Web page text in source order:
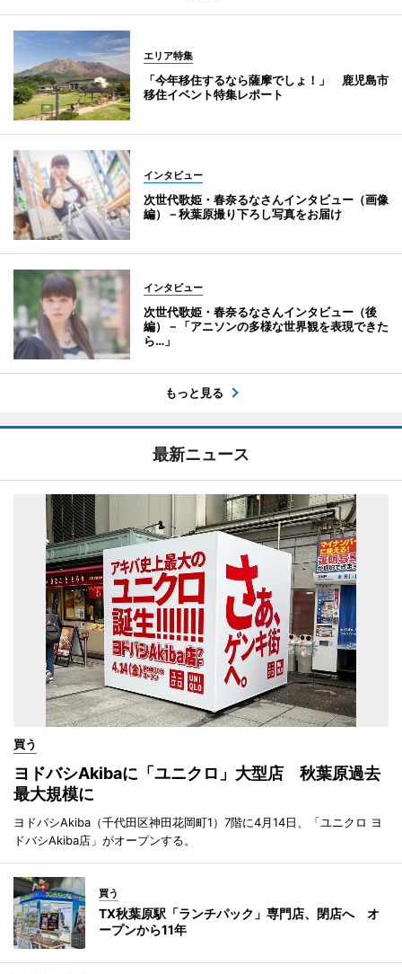
エリア特集
「今年移住するなら薩摩でしょ！」 鹿児島市
移住イベント特集レポート
インタビュー
次世代歌姫・春奈るなさんインタビュー（画像
編）－秋葉原撮り下ろし写真をお届け
インタビュー
次世代歌姫・春奈るなさんインタビュー（後
編）－「アニソンの多様な世界観を表現できた
ら…」
もっと見る
最新ニュース
買う
ヨドバシAkibaに「ユニクロ」大型店 秋葉原過去
最大規模に
ヨドバシAkiba（千代田区神田花岡町1）7階に4月14日、「ユニクロ ヨ
ドバシAkiba店」がオープンする。
買う
TX秋葉原駅「ランチパック」専門店、閉店へ オ
ープンから11年